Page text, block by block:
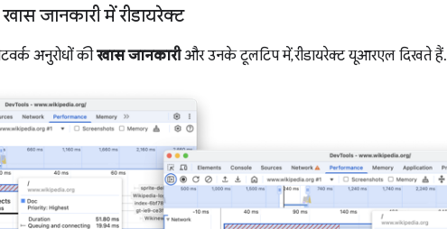
जानकारी में रीडायरेक्ट
अनुरोधों कीखास जानकारीऔर उनके टूलटिप में, रीडायरेक्ट यूआरएल दिखते हैं.